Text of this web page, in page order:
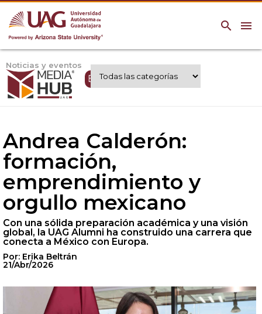
menu
search
Noticias y eventos
Expertos UAG
Andrea Calderón:
formación,
emprendimiento y
orgullo mexicano
Con una sólida preparación académica y una visión
global, la UAG Alumni ha construido una carrera que
conecta a México con Europa.
Por: Erika Beltrán
21/Abr/2026